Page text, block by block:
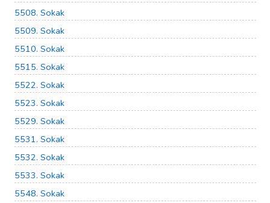
5508. Sokak
5509. Sokak
5510. Sokak
5515. Sokak
5522. Sokak
5523. Sokak
5529. Sokak
5531. Sokak
5532. Sokak
5533. Sokak
5548. Sokak